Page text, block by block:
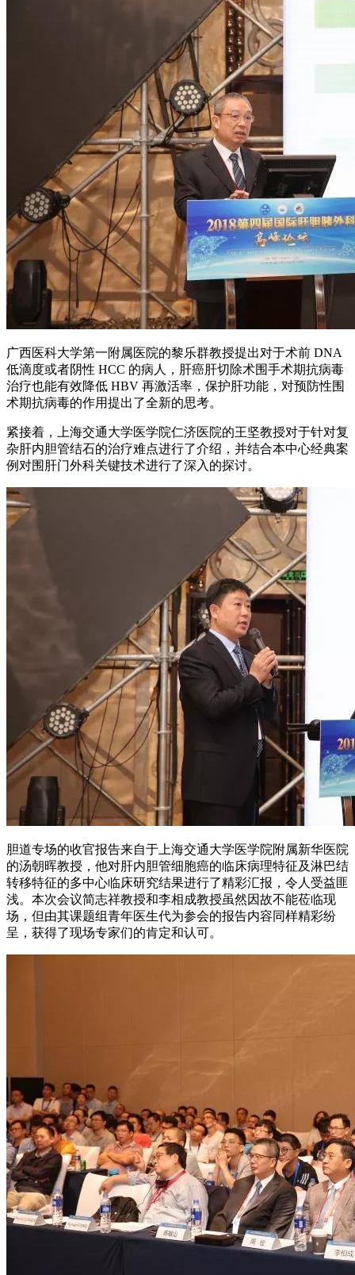
广西医科大学第一附属医院的黎乐群教授提出对于术前 DNA
低滴度或者阴性 HCC 的病人，肝癌肝切除术围手术期抗病毒
治疗也能有效降低 HBV 再激活率，保护肝功能，对预防性围
术期抗病毒的作用提出了全新的思考。
紧接着，上海交通大学医学院仁济医院的王坚教授对于针对复
杂肝内胆管结石的治疗难点进行了介绍，并结合本中心经典案
例对围肝门外科关键技术进行了深入的探讨。
胆道专场的收官报告来自于上海交通大学医学院附属新华医院
的汤朝晖教授，他对肝内胆管细胞癌的临床病理特征及淋巴结
转移特征的多中心临床研究结果进行了精彩汇报，令人受益匪
浅。本次会议简志祥教授和李相成教授虽然因故不能莅临现
场，但由其课题组青年医生代为参会的报告内容同样精彩纷
呈，获得了现场专家们的肯定和认可。